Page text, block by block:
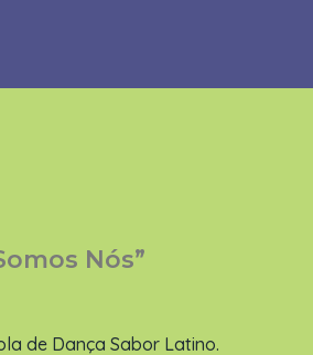
Nós”
de Dança Sabor Latino.